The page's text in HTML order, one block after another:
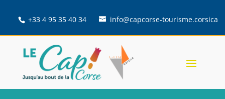
+33 4 95 35 40 34 info@capcorse-tourisme.corsica